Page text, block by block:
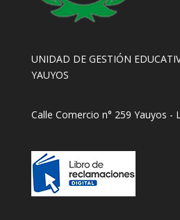
UNIDAD DE GESTIÓN
YAUYOS
Calle Comercio n° 259 Yauyos -